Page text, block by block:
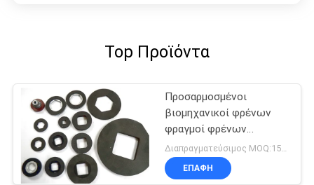
Top Προϊόντα
Προσαρμοσμένοι
βιομηχανικοί φρένων
φραγμοί φρένων
παχυμετρικών διαβητών
ευελιξίας επένδυσης
υψηλοί
Διαπραγματεύσιμος MOQ:150 PC
ΕΠΑΦΉ